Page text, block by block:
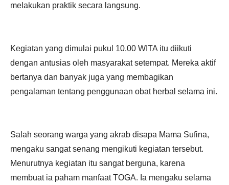
melakukan praktik secara langsung.
Kegiatan yang dimulai pukul 10.00 WITA itu diikuti
dengan antusias oleh masyarakat setempat. Mereka aktif
bertanya dan banyak juga yang membagikan
pengalaman tentang penggunaan obat herbal selama ini.
Salah seorang warga yang akrab disapa Mama Sufina,
mengaku sangat senang mengikuti kegiatan tersebut.
Menurutnya kegiatan itu sangat berguna, karena
membuat ia paham manfaat TOGA. Ia mengaku selama